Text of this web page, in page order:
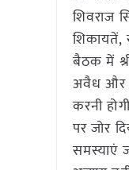
शिवराज
शिकायतें,
बैठक में
अवैध और
करनी
पर जोर
समस्याएं